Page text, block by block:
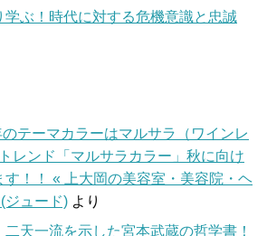
学ぶ！時代に対する危機意識と忠誠
テーマカラーはマルサラ（ワインレ
レンド「マルサラカラー」秋に向け
す！！ « 上大岡の美容室・美容院・ヘ
ジュード) より
天一流を示した宮本武蔵の哲学書！